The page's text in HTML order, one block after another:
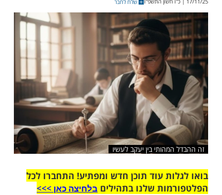
בדברי הרב אלימלך בידרמן
שלח לחבר